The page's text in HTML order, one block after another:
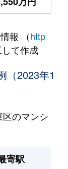
報 （http
て作成
（2023年1
のマンシ
寄駅